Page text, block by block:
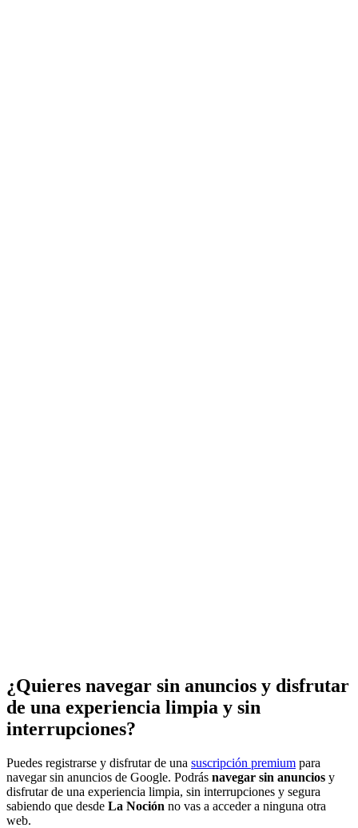
¿Quieres navegar sin anuncios y disfrutar
de una experiencia limpia y sin
interrupciones?
Puedes registrarse y disfrutar de una suscripción premium para
navegar sin anuncios de Google. Podrás navegar sin anuncios y
disfrutar de una experiencia limpia, sin interrupciones y segura
sabiendo que desde La Noción no vas a acceder a ninguna otra
web.